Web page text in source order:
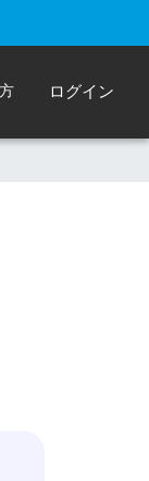
ログイン